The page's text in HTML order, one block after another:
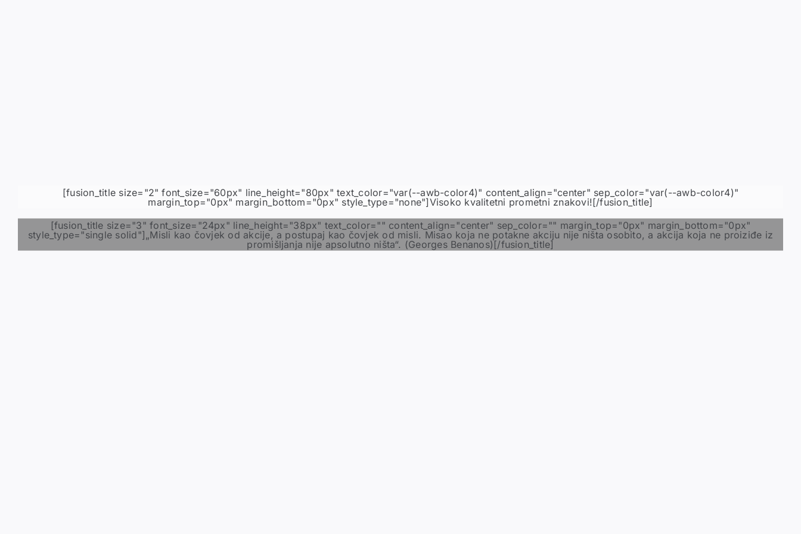
[fusion_title size="2" font_size="60px" line_height="80px" text_color="var(--awb-color4)" content_align="center" sep_color="var(--awb-color4)"
margin_top="0px" margin_bottom="0px" style_type="none"]Visoko kvalitetni prometni znakovi![/fusion_title]
[fusion_title size="3" font_size="24px" line_height="38px" text_color="" content_align="center" sep_color="" margin_top="0px" margin_bottom="0px"
style_type="single solid"]„Misli kao čovjek od akcije, a postupaj kao čovjek od misli. Misao koja ne potakne akciju nije ništa osobito, a akcija koja ne proiziđe iz
promišljanja nije apsolutno ništa“. (Georges Benanos)[/fusion_title]